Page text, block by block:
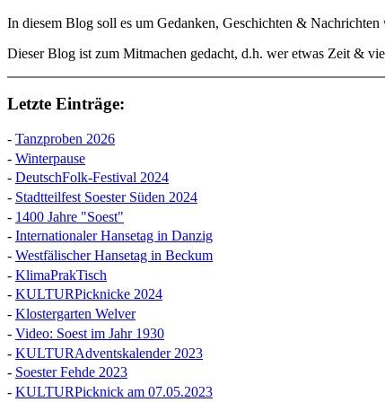
In diesem Blog soll es um Gedanken, Geschichten & Nachrichten
Dieser Blog ist zum Mitmachen gedacht, d.h. wer etwas Zeit &
Letzte Einträge:
- Tanzproben 2026
- Winterpause
- DeutschFolk-Festival 2024
- Stadtteilfest Soester Süden 2024
- 1400 Jahre "Soest"
- Internationaler Hansetag in Danzig
- Westfälischer Hansetag in Beckum
- KlimaPrakTisch
- KULTURPicknicke 2024
- Klostergarten Welver
- Video: Soest im Jahr 1930
- KULTURAdventskalender 2023
- Soester Fehde 2023
- KULTURPicknick am 07.05.2023